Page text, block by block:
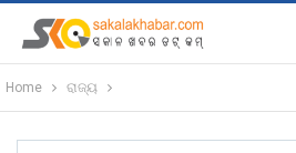
Home ରାଜ୍ୟ